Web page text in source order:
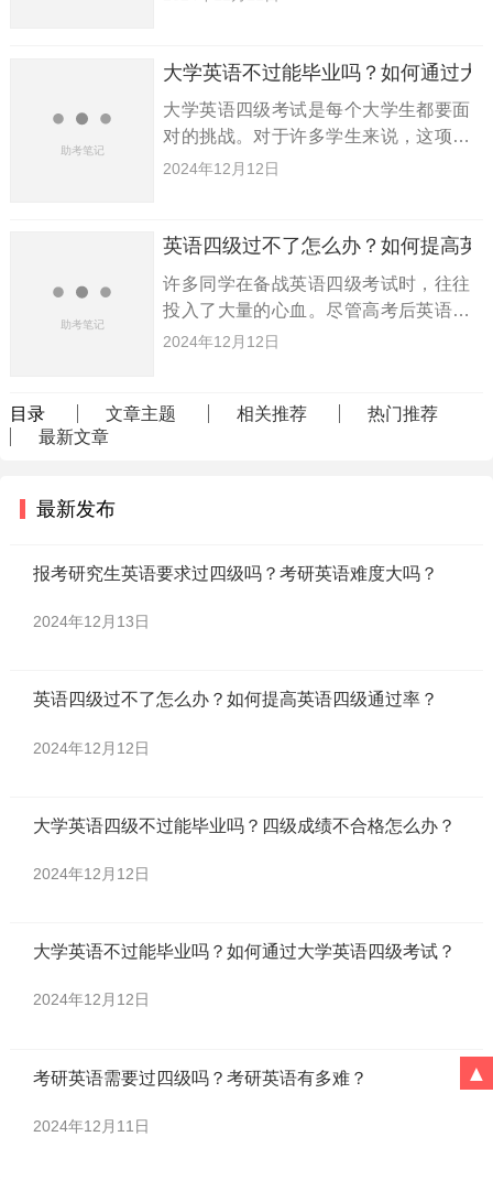
解答这些疑问，欢迎大家继续阅读。
大学英语不过能毕业吗？如何通过大
大学英语四级考试是每个大学生都要面
对的挑战。对于许多学生来说，这项考
试常常成为他们学习生活中的一大难
生可能已经远离了英语，甚至忘记了
2024年12月12日
英语四级过不了怎么办？如何提高英
许多同学在备战英语四级考试时，往往
投入了大量的心血。尽管高考后英语水
平足以应付四级考试，但由于大学一年
高效学习，才能顺利通过英语四级
2024年12月12日
目录 文章主题 相关推荐
热门推荐
最新文章
最新发布
报考研究生英语要求过四级吗？考研英语难度大吗？
2024年12月13日
英语四级过不了怎么办？如何提高英语四级通过率？
2024年12月12日
大学英语四级不过能毕业吗？四级成绩不合格怎么办？
2024年12月12日
大学英语不过能毕业吗？如何通过大学英语四级考试？
2024年12月12日
考研英语需要过四级吗？考研英语有多难？
2024年12月11日
▲